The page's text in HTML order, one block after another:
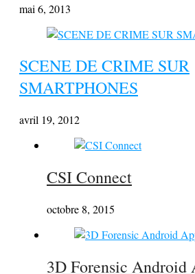
mai 6, 2013
SCENE DE CRIME SUR
SMARTPHONES
avril 19, 2012
CSI Connect
octobre 8, 2015
3D Forensic Android